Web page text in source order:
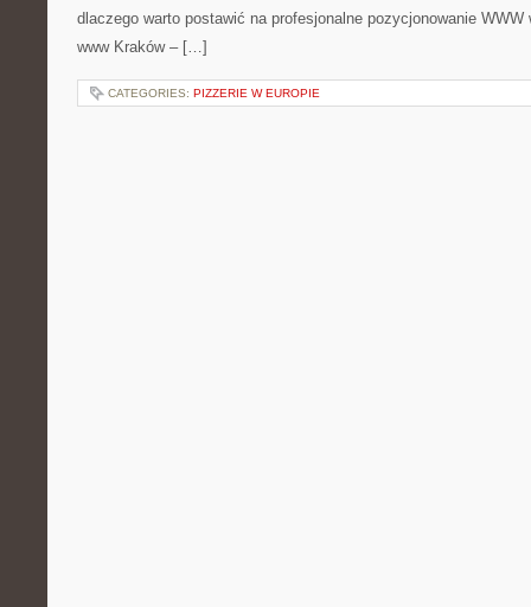
dlaczego warto postawić na profesjonalne pozycjonowanie
www Kraków – […]
CATEGORIES: PIZZERIE W EUROPIE